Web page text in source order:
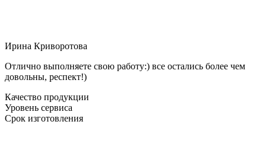
Ирина Криворотова
Отлично выполняете свою работу:) все остались более чем
довольны, респект!)
Качество продукции
Уровень сервиса
Срок изготовления